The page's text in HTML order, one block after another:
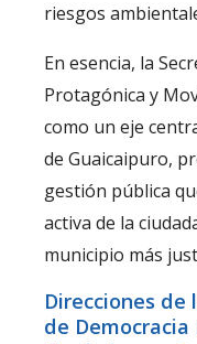
riesgos
En esencia, la
Protagónica y
como un eje
de Guaicaipuro,
gestión pública
activa de la
municipio más
Direcciones de
de